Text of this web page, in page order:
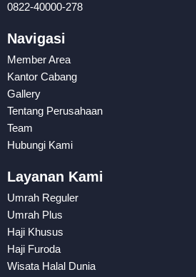
0822-40000-278
Navigasi
Member Area
Kantor Cabang
Gallery
Tentang Perusahaan
Team
Hubungi Kami
Layanan Kami
Umrah Reguler
Umrah Plus
Haji Khusus
Haji Furoda
Wisata Halal Dunia